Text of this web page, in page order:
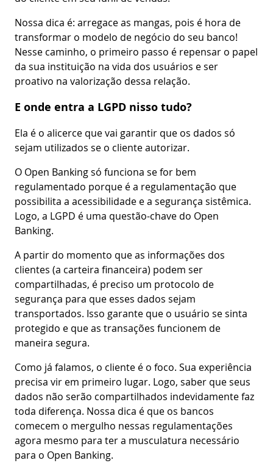
Nossa dica é: arregace as mangas, pois é hora de
transformar o modelo de negócio do seu banco!
Nesse caminho, o primeiro passo é repensar o papel
da sua instituição na vida dos usuários e ser
proativo na valorização dessa relação.
E onde entra a LGPD nisso tudo?
Ela é o alicerce que vai garantir que os dados só
sejam utilizados se o cliente autorizar.
O Open Banking só funciona se for bem
regulamentado porque é a regulamentação que
possibilita a acessibilidade e a segurança sistêmica.
Logo, a LGPD é uma questão-chave do Open
Banking.
A partir do momento que as informações dos
clientes (a carteira financeira) podem ser
compartilhadas, é preciso um protocolo de
segurança para que esses dados sejam
transportados. Isso garante que o usuário se sinta
protegido e que as transações funcionem de
maneira segura.
Como já falamos, o cliente é o foco. Sua experiência
precisa vir em primeiro lugar. Logo, saber que seus
dados não serão compartilhados indevidamente faz
toda diferença. Nossa dica é que os bancos
comecem o mergulho nessas regulamentações
agora mesmo para ter a musculatura necessário
para o Open Banking.